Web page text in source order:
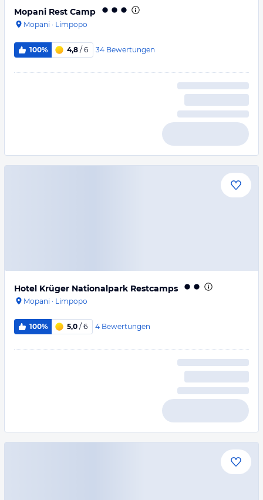
Mopani Rest Camp
Mopani · Limpopo
100% 4,8 / 6 34 Bewertungen
Hotel Krüger Nationalpark Restcamps
Mopani · Limpopo
100% 5,0 / 6 4 Bewertungen